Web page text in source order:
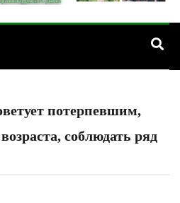
— газета
района Республики Адыгея
потерпевшим,
соблюдать ряд